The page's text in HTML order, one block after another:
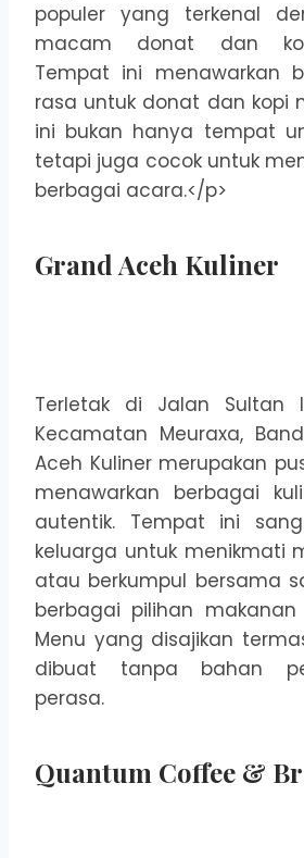
populer yang terkenal
macam donat dan
Tempat ini menawarkan
rasa untuk donat dan kopi
ini bukan hanya tempat
tetapi juga cocok untuk
berbagai acara.</p>
Grand Aceh Kuliner
Terletak di Jalan Sultan
Kecamatan Meuraxa,
Aceh Kuliner merupakan
menawarkan berbagai
autentik. Tempat ini
keluarga untuk menikmati
atau berkumpul bersama
berbagai pilihan
Menu yang disajikan
dibuat tanpa bahan
perasa.
Quantum Coffee &